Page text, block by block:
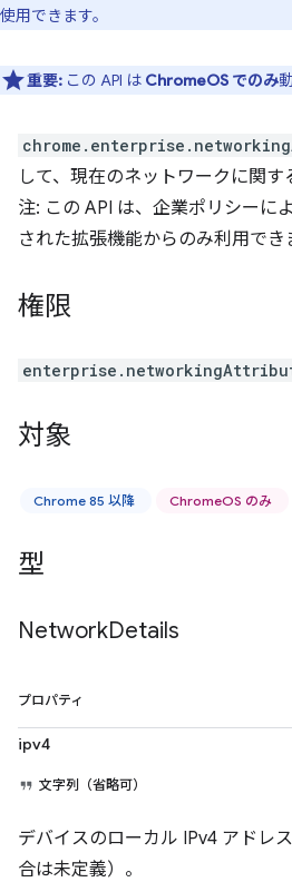
使用できます。
重要: この API は ChromeOS でのみ
して、現在のネットワークに関す
注: この API は、企業ポリシーに
された拡張機能からのみ利用でき
権限
対象
Chrome 85 以降 ChromeOS のみ
型
NetworkDetails
プロパティ
ipv4
文字列（省略可）
デバイスのローカル IPv4 アドレ
合は未定義）。